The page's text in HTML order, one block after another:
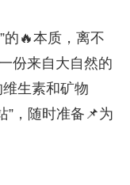
的🔥本质，离不
份来自大自然的
生素和矿物
”，随时准备📌为